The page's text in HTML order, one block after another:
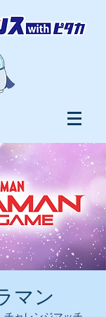
マン